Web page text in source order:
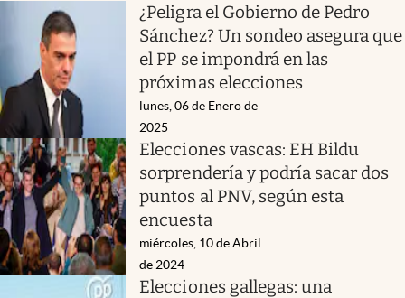
¿Peligra el Gobierno de Pedro
Sánchez? Un sondeo asegura que
el PP se impondrá en las
próximas elecciones
lunes, 06 de Enero de
2025
Elecciones vascas: EH Bildu
sorprendería y podría sacar dos
puntos al PNV, según esta
encuesta
miércoles, 10 de Abril
de 2024
Elecciones gallegas: una